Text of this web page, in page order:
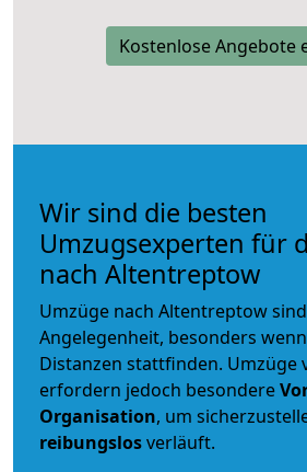
Kostenlose Angebote
Wir sind die besten
Umzugsexperten für
nach Altentreptow
Umzüge nach Altentreptow
Angelegenheit, besonders
Distanzen stattfinden. Umzüge
erfordern jedoch besondere
Organisation, um
reibungslosverläuft.